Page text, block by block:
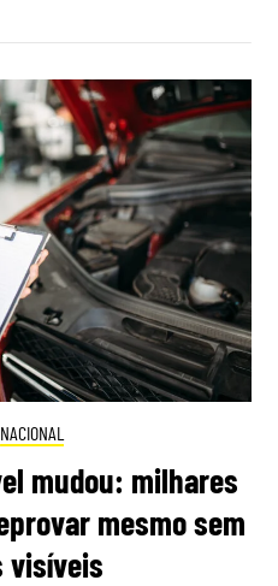
NACIONAL
mudou: milhares
mesmo sem
visíveis